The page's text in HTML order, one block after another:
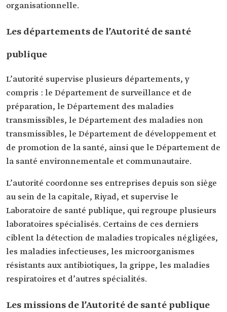
organisationnelle.
Les départements de l’Autorité de santé
publique
L’autorité supervise plusieurs départements, y
compris : le Département de surveillance et de
préparation, le Département des maladies
transmissibles, le Département des maladies non
transmissibles, le Département de développement et
de promotion de la santé, ainsi que le Département de
la santé environnementale et communautaire.
L’autorité coordonne ses entreprises depuis son siège
au sein de la capitale, Riyad, et supervise le
Laboratoire de santé publique, qui regroupe plusieurs
laboratoires spécialisés. Certains de ces derniers
ciblent la détection de maladies tropicales négligées,
les maladies infectieuses, les microorganismes
résistants aux antibiotiques, la grippe, les maladies
respiratoires et d’autres spécialités.
Les missions de l’Autorité de santé publique